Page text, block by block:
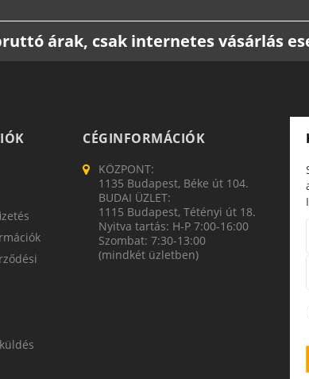
árak, csak internetes vásárlás
CÉGINFORMÁCIÓK
KÖZPONT:
1135 Budapest, Béke út 104.
BUDAI ÜZLET:
1115 Budapest, Tétényi út 18.
Nyitva tartás: H-P 7:00-16:00
Szombat: 7:30-13:00
(mindkét üzletben)